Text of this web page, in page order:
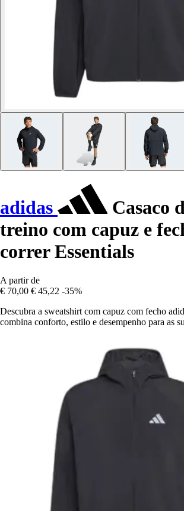
adidas
Casaco
treino com capuz e
correr Essentials
A partir de
€ 70,00 € 45,22 -35%
Descubra a sweatshirt com capuz com fecho
combina conforto, estilo e desempenho para as